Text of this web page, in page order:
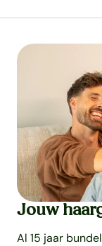
Jouw
Al 15 jaar